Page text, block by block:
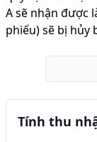
A sẽ nhận được
phiếu) sẽ bị hủy
Tính thu